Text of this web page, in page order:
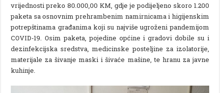
vrijednosti preko 80.000,00 KM, gdje je podijeljeno skoro 1.200
paketa sa osnovnim prehrambenim namirnicama i higijenskim
potrepštinama građanima koji su najviše ugroženi pandemijom
COVID-19. Osim paketa, pojedine općine i gradovi dobile su i
dezinfekcijska sredstva, medicinske posteljine za izolatorije,
materijale za šivanje maski i šivaće mašine, te hranu za javne
kuhinje.